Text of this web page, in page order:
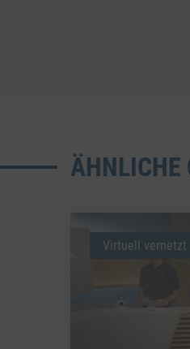
ÄHNLICHE
Virtuell vernetzt